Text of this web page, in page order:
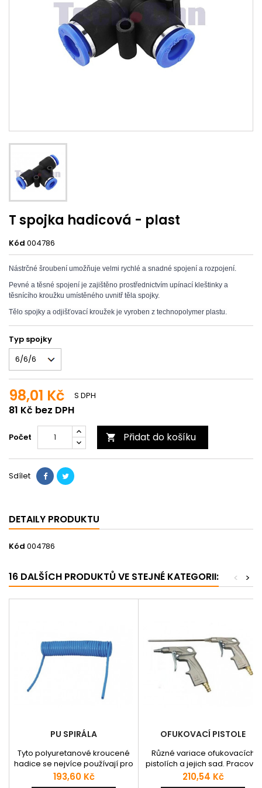
T spojka hadicová - plast
Kód 004786
Nástrčné šroubení umožňuje velmi rychlé a snadné spojení a rozpojení.
Pevné a těsné spojení je zajištěno prostřednictvím upínací kleštinky a
těsnícího kroužku umístěného uvnitř těla spojky.
Tělo spojky a odjišťovací kroužek je vyroben z technopolymer plastu.
Typ spojky
98,01 Kč
81 Kč bez DPH
S DPH
Počet  Přidat do košíku
Sdílet
DETAILY PRODUKTU
Kód 004786
16 DALŠÍCH PRODUKTŮ VE STEJNÉ KATEGORII: >
<
PU SPIRÁLA
Tyto polyuretanové kroucené
hadice se nejvíce používají pro
flexibilní přívody stlačeného
vzduchu z důvodu úspory
Cena
193,60 Kč
OFUKOVACÍ PISTOLE
Různé variace ofukovacích
pistolích a jejich sad. Pracovní
tlak: 10 bar
Cena
210,54 Kč